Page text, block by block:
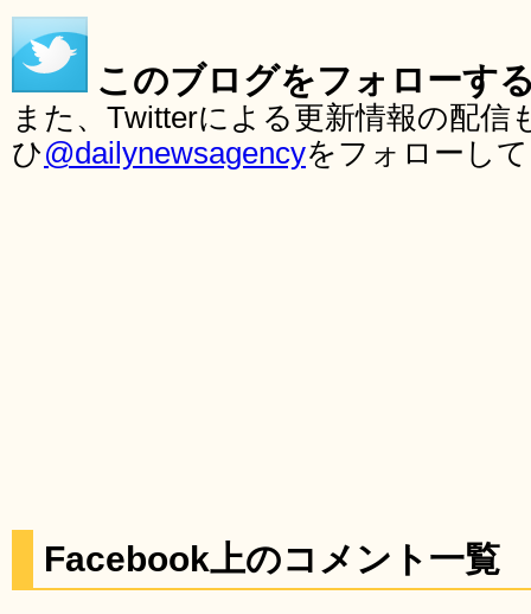
このブログをフォローす
また、Twitterによる更新情報の配
ひ@dailynewsagencyをフォローし
Facebook上のコメント一覧